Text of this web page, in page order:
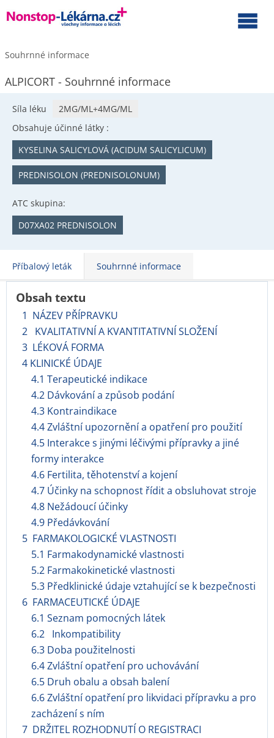
Souhrnné informace
ALPICORT - Souhrnné informace
Síla léku
2MG/ML+4MG/ML
Obsahuje účinné látky :
KYSELINA SALICYLOVÁ (ACIDUM SALICYLICUM)
PREDNISOLON (PREDNISOLONUM)
ATC skupina:
D07XA02 PREDNISOLON
Příbalový leták Souhrnné informace
Obsah textu
1 NÁZEV PŘÍPRAVKU
2 KVALITATIVNÍ A KVANTITATIVNÍ SLOŽENÍ
3 LÉKOVÁ FORMA
4 KLINICKÉ ÚDAJE
4.1 Terapeutické indikace
4.2 Dávkování a způsob podání
4.3 Kontraindikace
4.4 Zvláštní upozornění a opatření pro použití
4.5 Interakce s jinými léčivými přípravky a jiné
formy interakce
4.6 Fertilita, těhotenství a kojení
4.7 Účinky na schopnost řídit a obsluhovat stroje
4.8 Nežádoucí účinky
4.9 Předávkování
5 FARMAKOLOGICKÉ VLASTNOSTI
5.1 Farmakodynamické vlastnosti
5.2 Farmakokinetické vlastnosti
5.3 Předklinické údaje vztahující se k bezpečnosti
6 FARMACEUTICKÉ ÚDAJE
6.1 Seznam pomocných látek
6.2 Inkompatibility
6.3 Doba použitelnosti
6.4 Zvláštní opatření pro uchovávání
6.5 Druh obalu a obsah balení
6.6 Zvláštní opatření pro likvidaci přípravku a pro
zacházení s ním
7 DRŽITEL ROZHODNUTÍ O REGISTRACI